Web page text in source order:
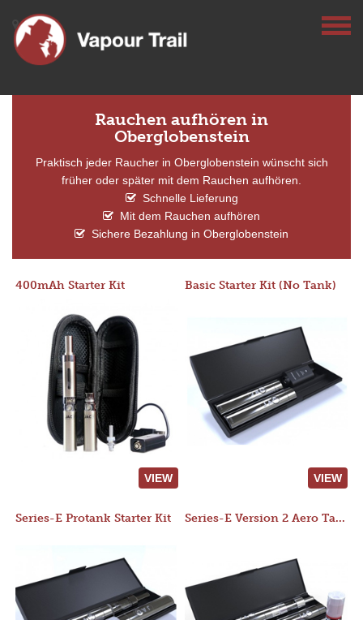
Rauchen aufhören in
Oberglobenstein
Praktisch jeder Raucher in Oberglobenstein wünscht sich
früher oder später mit dem Rauchen aufhören.
Schnelle Lieferung
Mit dem Rauchen aufhören
Sichere Bezahlung in Oberglobenstein
400mAh Starter Kit
VIEW
Basic Starter Kit (No Tank)
VIEW
Series-E Protank Starter Kit Series-E Version 2 Aero Tank Starter Kit